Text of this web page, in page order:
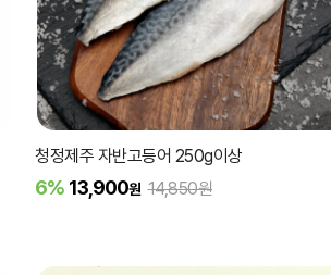
청정제주 자반고등어 250g이상
6% 13,900원 14,850원